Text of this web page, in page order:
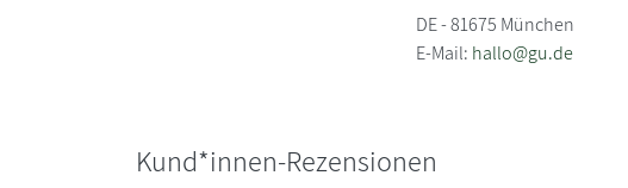
DE - 81675 München
E-Mail: hallo@gu.de
Kund*innen-Rezensionen